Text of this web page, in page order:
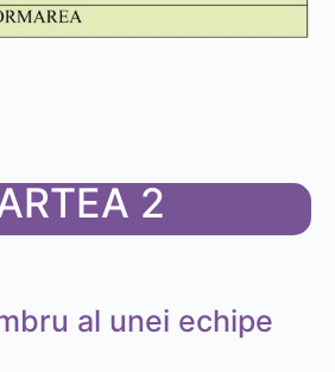
2
al unei echipe